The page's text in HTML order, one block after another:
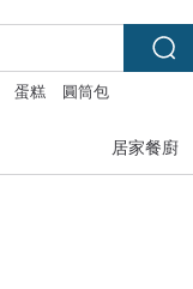
蛋糕 圓筒包
居家餐廚